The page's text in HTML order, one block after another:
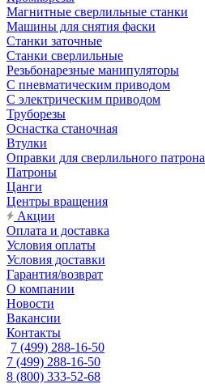
Магнитные сверлильные станки
Машины для снятия фаски
Станки заточные
Станки сверлильные
Резьбонарезные манипуляторы
С пневматическим приводом
С электрическим приводом
Труборезы
Оснастка станочная
Втулки
Оправки для сверлильного патрона
Патроны
Цанги
Центры вращения
Акции
Оплата и доставка
Условия оплаты
Условия доставки
Гарантия/возврат
О компании
Новости
Вакансии
Контакты
7 (499) 288-16-50
7 (499) 288-16-50
8 (800) 333-52-68